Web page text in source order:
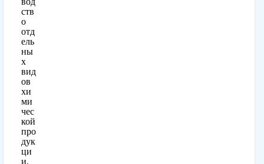
ств
о
отд
ель
ны
х
вид
ов
хи
ми
чес
кой
про
дук
ци
и,